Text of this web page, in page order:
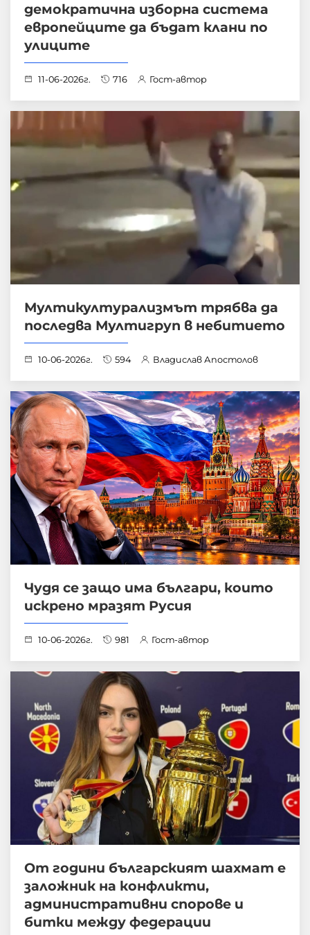
демократична изборна система
европейците да бъдат клани по
улиците
11-06-2026г. 716 Гост-автор
Мултикултурализмът трябва да
последва Мултигруп в небитието
10-06-2026г. 594 Владислав Апостолов
Чудя се защо има българи, които
искрено мразят Русия
10-06-2026г. 981 Гост-автор
От години българският шахмат е
заложник на конфликти,
административни спорове и
битки между федерации